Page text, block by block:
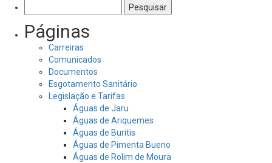
por:
Páginas
Carreiras
Comunicados
Documentos
Esgotamento Sanitário
Legislação e Tarifas
Águas de Jaru
Águas de Ariquemes
Águas de Buritis
Águas de Pimenta Bueno
Águas de Rolim de Moura